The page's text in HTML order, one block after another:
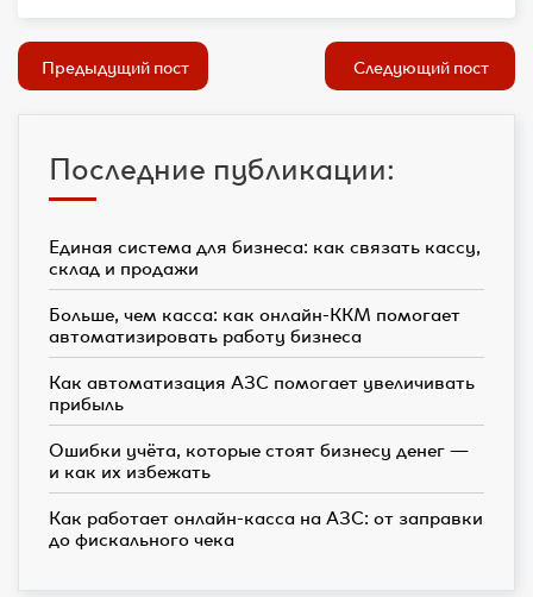
Предыдущий пост Следующий пост
Последние публикации:
Единая система для бизнеса: как связать кассу,
склад и продажи
Больше, чем касса: как онлайн-ККМ помогает
автоматизировать работу бизнеса
Как автоматизация АЗС помогает увеличивать
прибыль
Ошибки учёта, которые стоят бизнесу денег —
и как их избежать
Как работает онлайн-касса на АЗС: от заправки
до фискального чека